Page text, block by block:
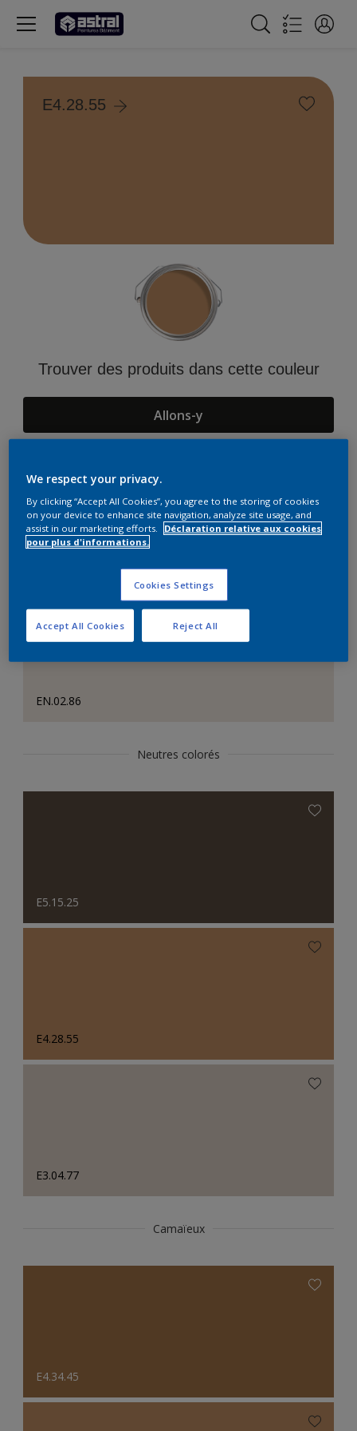
E4.28.55
Trouver des produits dans cette couleur
Allons-y
Suggestions d'Harmonies
EN.02.86
Neutres colorés
E5.15.25
E4.28.55
E3.04.77
Camaïeux
E4.34.45
We respect your privacy.
By clicking “Accept All Cookies”, you agree to the storing of cookies
on your device to enhance site navigation, analyze site usage, and
assist in our marketing efforts.
Déclaration relative aux cookies
pour plus d'informations.
Cookies Settings
Reject All
Accept All Cookies